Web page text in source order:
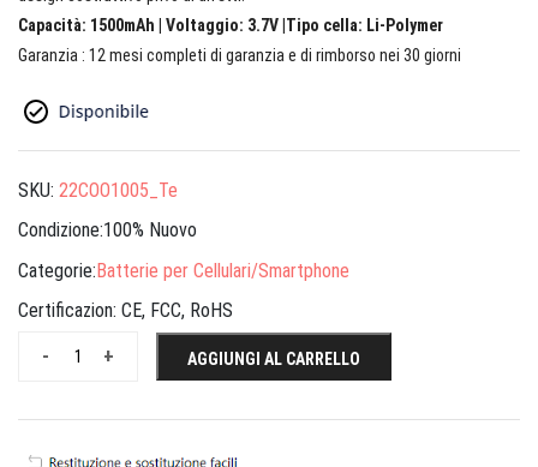
Capacità: 1500mAh | Voltaggio: 3.7V |Tipo cella: Li-Polymer
Garanzia : 12 mesi completi di garanzia e di rimborso nei 30 giorni
SKU: 22COO1005_Te
Condizione:100% Nuovo
Categorie:Batterie per Cellulari/Smartphone
Certificazion: CE, FCC, RoHS
+
- AGGIUNGI AL CARRELLO